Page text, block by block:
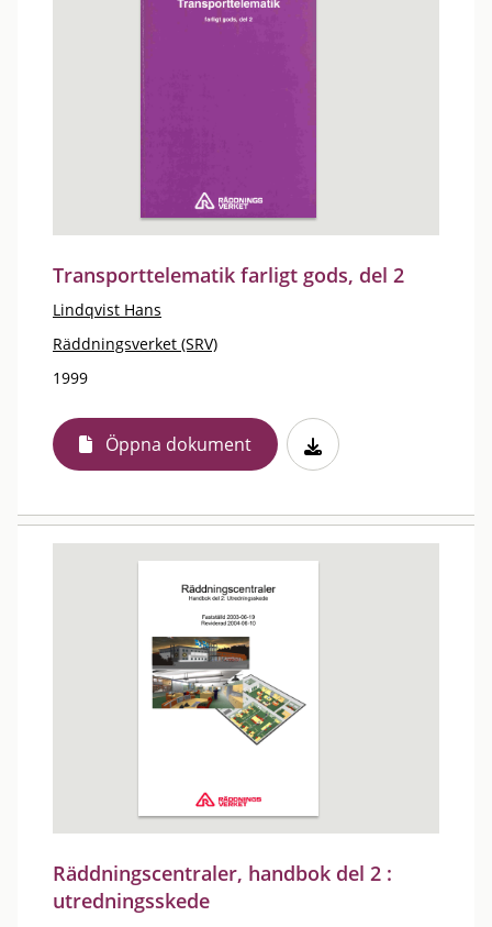
Transporttelematik farligt gods, del 2
Lindqvist Hans
Räddningsverket (SRV)
1999
Öppna dokument
Räddningscentraler, handbok del 2 :
utredningsskede